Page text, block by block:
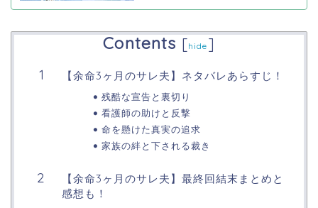
Contents [hide ]
【余命3ヶ月のサレ夫】ネタバレあらすじ！
残酷な宣告と裏切り
看護師の助けと反撃
命を懸けた真実の追求
家族の絆と下される裁き
【余命3ヶ月のサレ夫】最終回結末まとめと
感想も！